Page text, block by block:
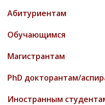
Абитуриентам
Обучающимся
Магистрантам
PhD докторантам/
Иностранным